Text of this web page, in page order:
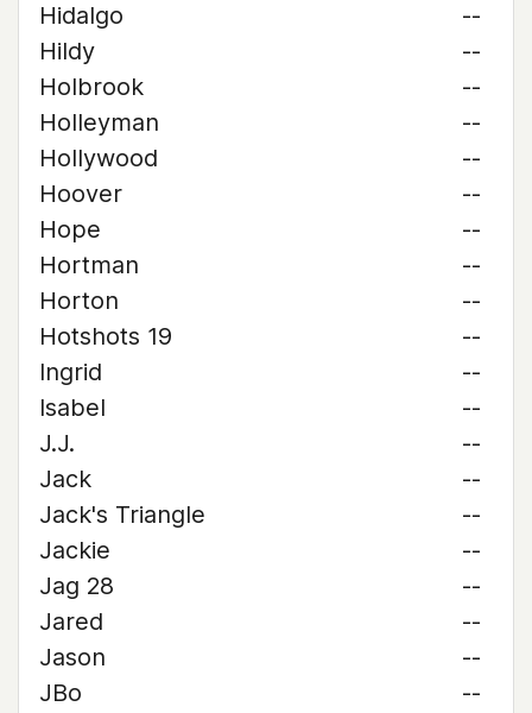
Hidalgo
--
Hildy
--
Holbrook
--
Holleyman
--
Hollywood
--
Hoover
--
Hope
--
Hortman
--
Horton
--
Hotshots 19
--
Ingrid
--
Isabel
--
J.J.
--
Jack
--
Jack's Triangle
--
Jackie
--
Jag 28
--
Jared
--
Jason
--
JBo
--